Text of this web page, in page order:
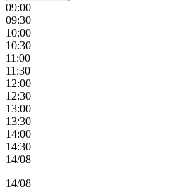
09:00
09:30
10:00
10:30
11:00
11:30
12:00
12:30
13:00
13:30
14:00
14:30
14/08
14/08